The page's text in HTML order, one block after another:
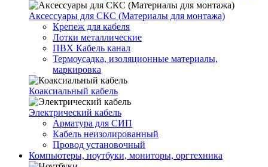
Аксессуары для СКС (Материалы для монтажа)
Крепеж для кабеля
Лотки металлические
ПВХ Кабель канал
Термоусадка, изоляционные материалы,
маркировка
Коаксиальный кабель
Электрический кабель
Арматура для СИП
Кабель неизолированный
Провод установочный
Компьютеры, ноутбуки, мониторы, оргтехника